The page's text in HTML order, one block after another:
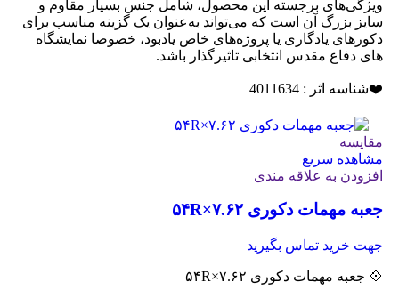
ویژگی‌های برجسته این محصول، شامل جنس بسیار مقاوم و
سایز بزرگ آن است که می‌تواند به‌عنوان یک گزینه مناسب برای
دکورهای یادگاری یا پروژه‌های خاص یادبود، خصوصا نمایشگاه
های دفاع مقدس انتخابی تاثیرگذار باشد.
❤️شناسه اثر : 4011634
مقایسه
مشاهده سریع
افزودن به علاقه مندی
جعبه مهمات دکوری ۷.۶۲×۵۴R
جهت خرید تماس بگیرید
💠 جعبه مهمات دکوری ۷.۶۲×۵۴R